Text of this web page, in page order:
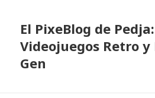
El PixeBlog de
Videojuegos Retro
Gen